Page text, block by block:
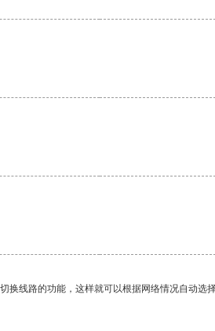
线路的功能，这样就可以根据网络情况自动选